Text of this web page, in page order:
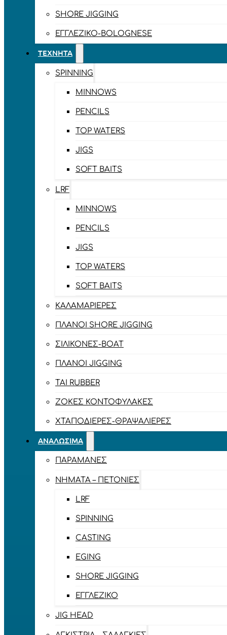
SHORE JIGGING
ΕΓΓΛΈΖΙΚΟ-BOLOGNESE
ΤΕΧΝΗΤΆ
SPINNING
MINNOWS
PENCILS
TOP WATERS
JIGS
SOFT BAITS
LRF
MINNOWS
PENCILS
JIGS
TOP WATERS
SOFT BAITS
ΚΑΛΑΜΑΡΙΈΡΕΣ
ΠΛΆΝΟΙ SHORE JIGGING
ΣΙΛΙΚΌΝΕΣ-BOAT
ΠΛΆΝΟΙ JIGGING
TAI RUBBER
ΖΌΚΕΣ ΚΟΝΤΟΦΎΛΑΚΕΣ
ΧΤΑΠΟΔΙΈΡΕΣ-ΘΡΑΨΑΛΙΈΡΕΣ
ΑΝΑΛΏΣΙΜΑ
ΠΑΡΑΜΆΝΕΣ
ΝΉΜΑΤΑ – ΠΕΤΟΝΙΈΣ
LRF
SPINNING
CASTING
EGING
SHORE JIGGING
ΕΓΓΛΈΖΙΚΟ
JIG HEAD